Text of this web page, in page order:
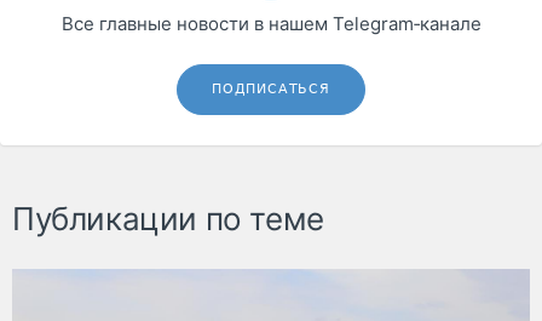
Все главные новости в нашем Telegram‑канале
ПОДПИСАТЬСЯ
Публикации по теме